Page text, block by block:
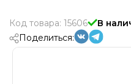
Код товара: 15606
В
Поделиться: